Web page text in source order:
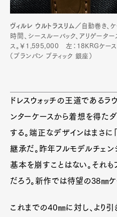
ヴィルレ ウルトラスリム／ 自動巻き、
時間、シースルーバック、アリゲータ
ス。￥1,595,000 左：18KRGケー
（ブランパン ブティック 銀座）
ドレスウォッチの王道である
ンターケースから着想を得た
する。端正なデザインはまさに
継承だ。昨年フルモデルチェン
基本を崩すことはない。それ
だろう。新作では待望の38㎜ケ
これまでの40㎜に対し、より